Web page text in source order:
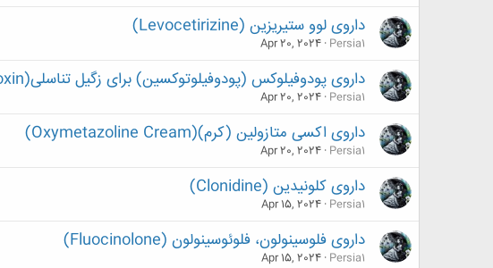
داروی لوو ستیریزین (Levocetirizine)
Persia1
Apr 20, 2024
داروی پودوفیلوکس (پودوفیلوتوکسین) برای زگیل تناسلی(Podophyllotoxin)
Persia1
Apr 20, 2024
داروی اکسی متازولین (کرم)(Oxymetazoline Cream)
Persia1
Apr 20, 2024
داروی کلونیدین (Clonidine)
Persia1
Apr 15, 2024
داروی فلوسینولون، فلوئوسینولون (Fluocinolone)
Persia1
Apr 15, 2024